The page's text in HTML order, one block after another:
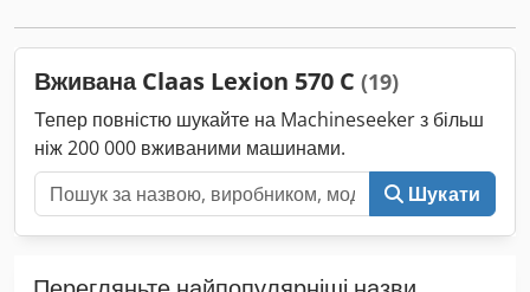
Вживана Claas Lexion 570 C (19)
Тепер повністю шукайте на Machineseeker з більш
ніж 200 000 вживаними машинами.
Шукати